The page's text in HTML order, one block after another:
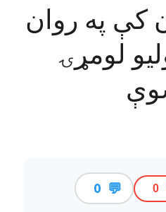
کې په روان
لومړۍ
0
💬
0